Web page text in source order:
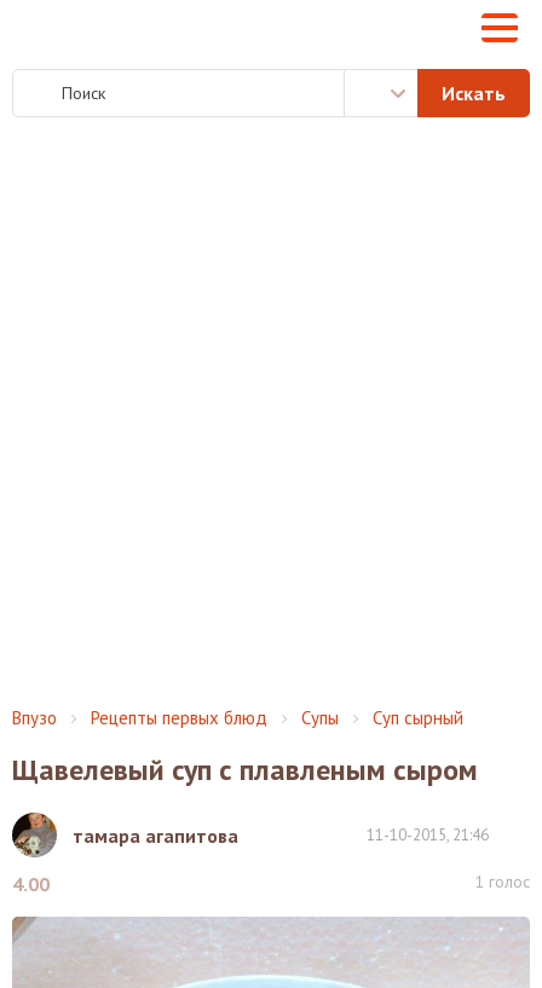
Впузо Рецепты первых блюд Супы Суп сырный
Щавелевый суп с плавленым сыром
тамара агапитова 11-10-2015, 21:46
4.00 1 голос